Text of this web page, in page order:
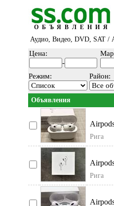
ОБЪЯВЛЕНИЯ
Аудио, Видео, DVD, SAT /
Цена:
-
Режим: Район:
Объявления
Рига
Рига